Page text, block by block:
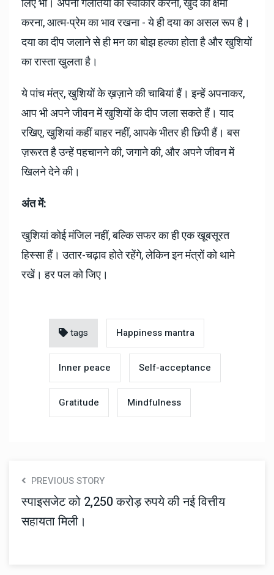
करना, आत्म-प्रेम का भाव रखना - ये ही दया का असल रूप है।
दया का दीप जलाने से ही मन का बोझ हल्का होता है और खुशियों
का रास्ता खुलता है।
ये पांच मंत्र, खुशियों के ख़ज़ाने की चाबियां हैं। इन्हें अपनाकर,
आप भी अपने जीवन में खुशियों के दीप जला सकते हैं। याद
रखिए, खुशियां कहीं बाहर नहीं, आपके भीतर ही छिपी हैं। बस
ज़रूरत है उन्हें पहचानने की, जगाने की, और अपने जीवन में
खिलने देने की।
अंत में:
खुशियां कोई मंजिल नहीं, बल्कि सफर का ही एक खूबसूरत
हिस्सा हैं। उतार-चढ़ाव होते रहेंगे, लेकिन इन मंत्रों को थामे
रखें। हर पल को जिए।
tags Happiness mantra
Inner peace Self-acceptance
Gratitude Mindfulness
PREVIOUS STORY
स्पाइसजेट को 2,250 करोड़ रुपये की नई वित्तीय
सहायता मिली।